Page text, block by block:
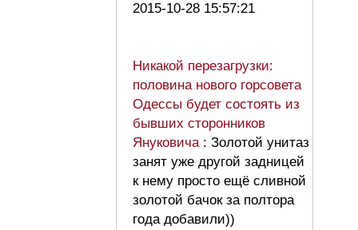
2015-10-28 15:57:21
Никакой перезагрузки:
половина нового горсовета
Одессы будет состоять из
бывших сторонников
Януковича : Золотой унитаз
занят уже другой задницей
к нему просто ещё сливной
золотой бачок за полтора
года добавили))